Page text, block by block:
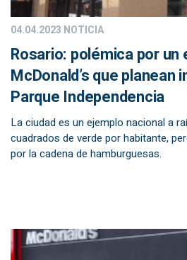
04.04.2023 NOTICIA
Rosario: polémica por un
McDonald’s que planean
Parque Independencia
La ciudad es un ejemplo nacional a
cuadrados de verde por habitante,
por la cadena de hamburguesas.